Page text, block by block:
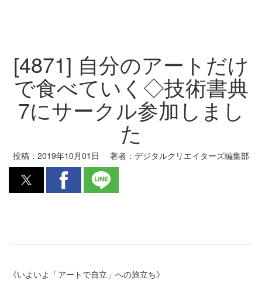
[4871] 自分のアートだけ
で食べていく◇技術書典
7にサークル参加しまし
た
投稿： 2019年10月01日 著者： デジタルクリエイターズ編集部
《いよいよ「アートで自立」への旅立ち》